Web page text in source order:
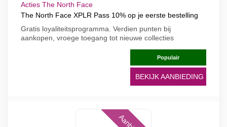
Acties The North Face
The North Face XPLR Pass 10% op je eerste bestelling
Gratis loyaliteitsprogramma. Verdien punten bij
aankopen, vroege toegang tot nieuwe collecties
Populair
BEKIJK AANBIEDING